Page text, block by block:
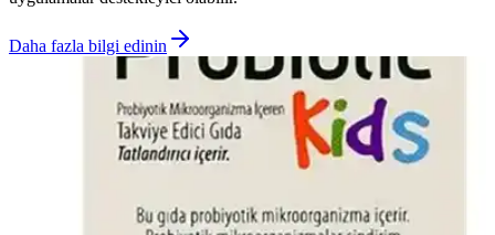
Daha fazla bilgi edinin